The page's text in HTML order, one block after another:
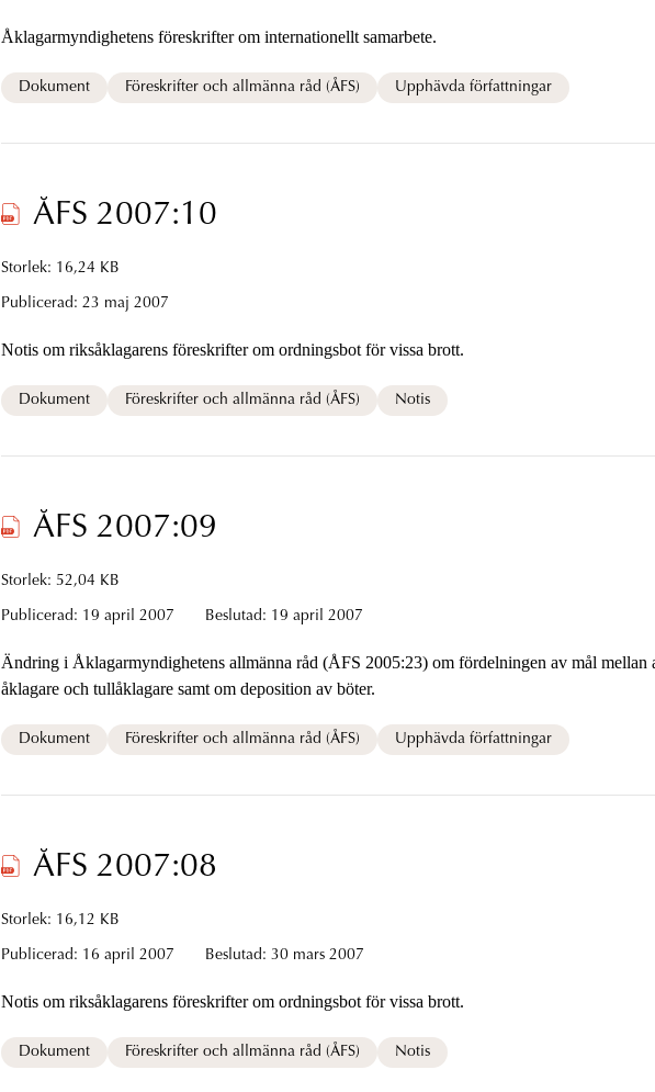
Åklagarmyndighetens föreskrifter om internationellt samarbete.
Dokument Föreskrifter och allmänna råd (ÅFS) Upphävda författningar
ÅFS 2007:10
Storlek: 16,24 KB
Publicerad: 23 maj 2007
Notis om riksåklagarens föreskrifter om ordningsbot för vissa brott.
Dokument Föreskrifter och allmänna råd (ÅFS) Notis
ÅFS 2007:09
Storlek: 52,04 KB
Publicerad: 19 april 2007 Beslutad: 19 april 2007
Ändring i Åklagarmyndighetens allmänna råd (ÅFS 2005:23) om fördelningen av mål mellan allmän
åklagare och tullåklagare samt om deposition av böter.
Dokument Föreskrifter och allmänna råd (ÅFS) Upphävda författningar
ÅFS 2007:08
Storlek: 16,12 KB
Publicerad: 16 april 2007 Beslutad: 30 mars 2007
Notis om riksåklagarens föreskrifter om ordningsbot för vissa brott.
Dokument Föreskrifter och allmänna råd (ÅFS) Notis